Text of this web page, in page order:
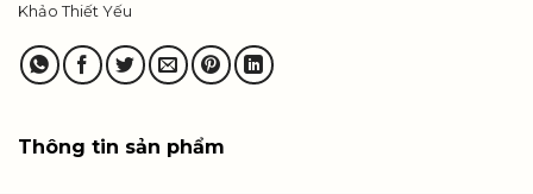
Khảo Thiết Yếu
Thông tin sản phẩm